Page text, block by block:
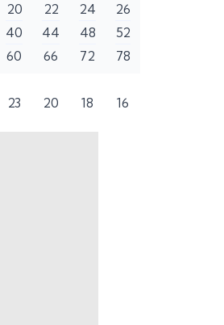
20
40
60
22
44
66
24
48
72
26
52
78
23 20 18 16